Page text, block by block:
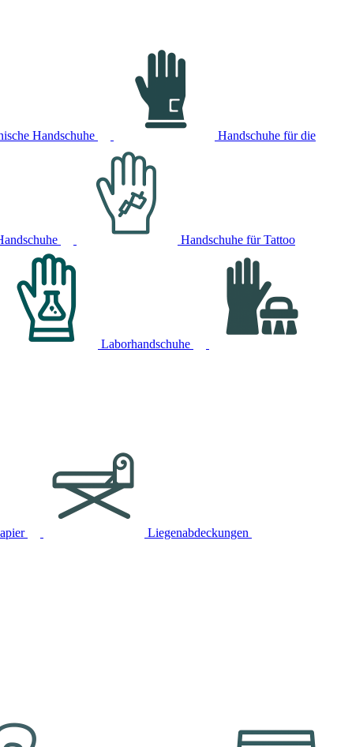
Handschuhe Handschuhe für die
Handschuhe für Tattoo
Laborhandschuhe
Liegenabdeckungen